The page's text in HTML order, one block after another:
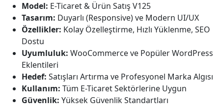
Model: E-Ticaret & Ürün Satış V125
Tasarım: Duyarlı (Responsive) ve Modern UI/UX
Özellikler: Kolay Özelleştirme, Hızlı Yüklenme, SEO
Dostu
Uyumluluk: WooCommerce ve Popüler WordPress
Eklentileri
Hedef: Satışları Artırma ve Profesyonel Marka Algısı
Kullanım: Tüm E-Ticaret Sektörlerine Uygun
Güvenlik: Yüksek Güvenlik Standartları